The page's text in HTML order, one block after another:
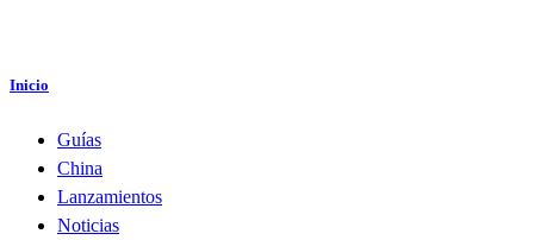
Inicio
Guías
China
Lanzamientos
Noticias